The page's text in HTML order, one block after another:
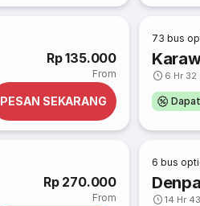
Rp 135.000
From
PESAN SEKARANG
73 bus
6 Hr 32
Rp 270.000
From
6 bus
14 Hr